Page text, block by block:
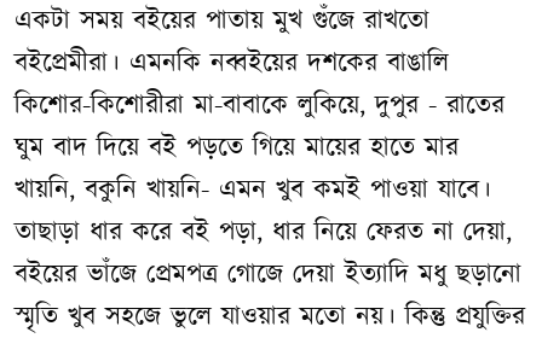
একটা সময় বইয়ের পাতায় মুখ গুঁজে রাখতো
বইপ্রেমীরা। এমনকি নব্বইয়ের দশকের বাঙালি
কিশোর-কিশোরীরা মা-বাবাকে লুকিয়ে, দুপুর - রাতের
ঘুম বাদ দিয়ে বই পড়তে গিয়ে মায়ের হাতে মার
খায়নি, বকুনি খায়নি- এমন খুব কমই পাওয়া যাবে।
তাছাড়া ধার করে বই পড়া, ধার নিয়ে ফেরত না দেয়া,
বইয়ের ভাঁজে প্রেমপত্র গোজে দেয়া ইত্যাদি মধু ছড়ানো
স্মৃতি খুব সহজে ভুলে যাওয়ার মতো নয়। কিন্তু প্রযুক্তির